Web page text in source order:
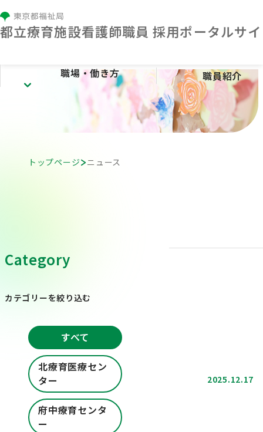
都⽴療育施設看護師職員 採⽤ポータルサ
職場・働き方
職場・働き方
施設紹介
看護の特色
職員紹介
トップページ ニュース
Category
カテゴリーを絞り込む
すべて
北療育医療セン
ター
府中療育センタ
ー
2025.12.17